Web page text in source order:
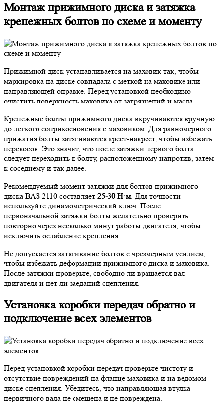
Монтаж прижимного диска и затяжка
крепежных болтов по схеме и моменту
Прижимной диск устанавливается на маховик так, чтобы
маркировка на диске совпадала с меткой на маховике или
направляющей оправке. Перед установкой необходимо
очистить поверхность маховика от загрязнений и масла.
Крепежные болты прижимного диска вкручиваются вручную
до легкого соприкосновения с маховиком. Для равномерного
прижатия болты затягиваются крест-накрест, чтобы избежать
перекосов. Это значит, что после затяжки первого болта
следует переходить к болту, расположенному напротив, затем
к соседнему и так далее.
Рекомендуемый момент затяжки для болтов прижимного
диска ВАЗ 2110 составляет 25-30 Н·м. Для точности
используйте динамометрический ключ. После
первоначальной затяжки болты желательно проверить
повторно через несколько минут работы двигателя, чтобы
исключить ослабление крепления.
Не допускается затягивание болтов с чрезмерным усилием,
чтобы избежать деформации прижимного диска и маховика.
После затяжки проверьте, свободно ли вращается вал
двигателя и нет ли заеданий сцепления.
Установка коробки передач обратно и
подключение всех элементов
Перед установкой коробки передач проверьте чистоту и
отсутствие повреждений на фланце маховика и на ведомом
диске сцепления. Убедитесь, что направляющая втулка
первичного вала не смещена и не повреждена.